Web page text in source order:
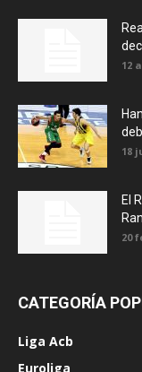
12
18
El
20
CATEGORÍA
Liga Acb
Euroliga